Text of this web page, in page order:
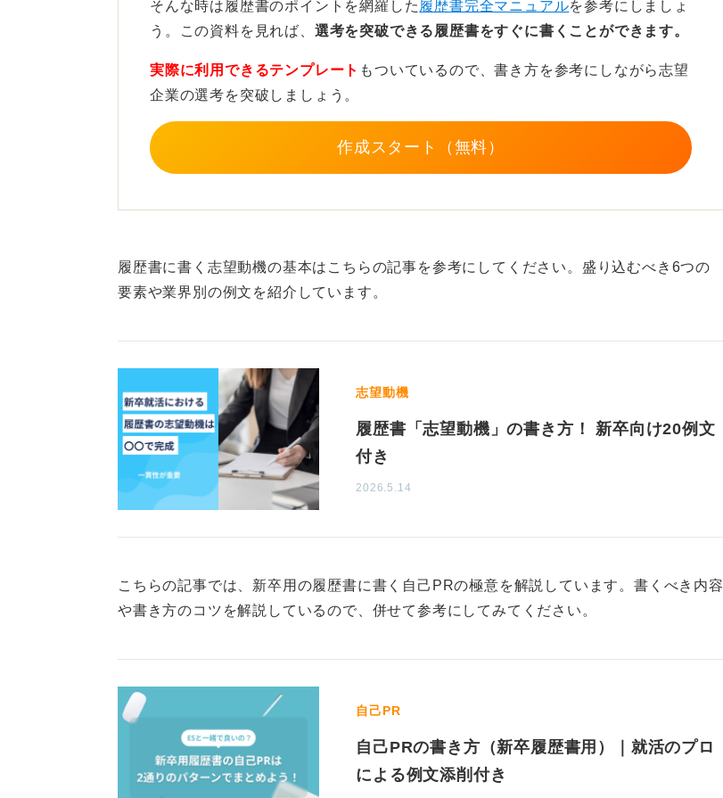
これらは内容以前の問題なので、まずは履歴書の基本的なルールを押さえておき
ましょう。こういったルールについてはどのサイトで見てもほぼ同じことが出て
くるはずです。そのうえで、内容としてどのようなことを避けるべきかというこ
志望動機と自己PRは難しいと感じる人が多い部分です。志望動機でやりがちな
業のことばかり書いて、自分のことを書いていないパターンです。企業が知りた
いのは「あなたはどういう人間ですか」という情報です。
伝え、自分の考えや価値観と相手企業の特徴が重なっている部分を伝えることが
重要なのです。
これができると、エントリーする会社が何社あっても、前半部分は自分自身のこ
となので書く内容に迷うことが少なくなります。また「会社が成長させてくれる
ことを期待している」という内容も避けましょう。企業は社会に対して価値を提
まうと「企業を学校と同じ感覚でとらえているのではないか」という印象になり
かねません。
ください。もし可能であれば、大学の就活担当や就活エージェントの人など、第
三者に見てもらいましょう。
0
そんな時は履歴書のポイントを網羅した 履歴書完全マニュアルを参考にしましょ
う。この資料を見れば、 選考を突破できる履歴書をすぐに書くことができます。
実際に利用できるテンプレート もついているので、書き方を参考にしながら志望
企業の選考を突破しましょう。
作成スタート（無料）
履歴書に書く志望動機の基本はこちらの記事を参考にしてください。盛り込むべき6つの
要素や業界別の例文を紹介しています。
志望動機
履歴書「志望動機」の書き方！ 新卒向け20例文
付き
2026.5.14
こちらの記事では、新卒用の履歴書に書く自己PRの極意を解説しています。書くべき内容
や書き方のコツを解説しているので、併せて参考にしてみてください。
自己PR
自己PRの書き方（新卒履歴書用）｜就活のプロ
による例文添削付き